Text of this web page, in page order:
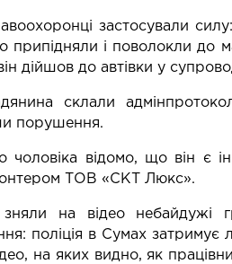
застосували
припідняли і поволокли
дійшов до автівки у
склали
порушення.
чоловіка відомо, що він є
ТОВ «СКТ Люкс».
зняли на відео небайдужі
поліція в Сумах затримує
на яких видно, як